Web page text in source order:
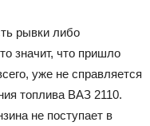
рывки либо
значит, что пришло
уже не справляется
топлива ВАЗ 2110.
не поступает в